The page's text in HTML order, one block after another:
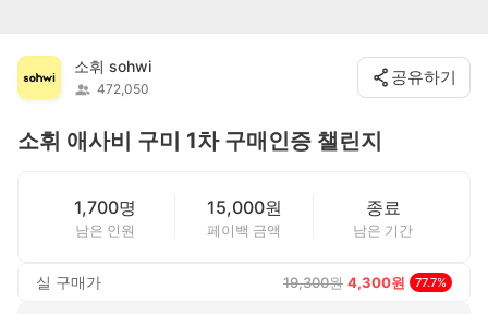
소휘 sohwi
472,050
공유하기
소휘 애사비 구미 1차 구매인증 챌린지
1,700명
남은 인원
15,000원
페이백 금액
종료
남은 기간
실 구매가 19,300원 4,300원 77.7%